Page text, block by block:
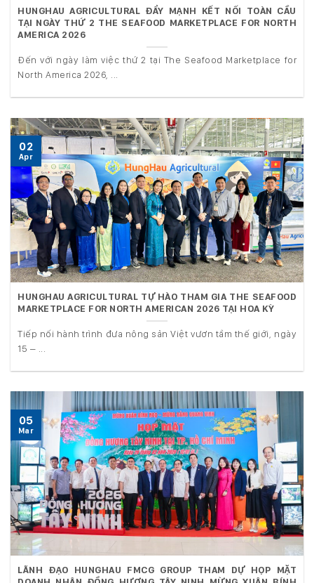
HUNGHAU AGRICULTURAL ĐẨY MẠNH KẾT NỐI TOÀN CẦU
TẠI NGÀY THỨ 2 THE SEAFOOD MARKETPLACE FOR NORTH
AMERICA 2026
Đến với ngày làm việc thứ 2 tại The Seafood Marketplace for
North America 2026, ...
HUNGHAU AGRICULTURAL TỰ HÀO THAM GIA THE SEAFOOD
MARKETPLACE FOR NORTH AMERICAN 2026 TẠI HOA KỲ
Tiếp nối hành trình đưa nông sản Việt vươn tầm thế giới, ngày
15 – ...
02
Apr
LÃNH ĐẠO HUNGHAU FMCG GROUP THAM DỰ HỌP MẶT
05
Mar